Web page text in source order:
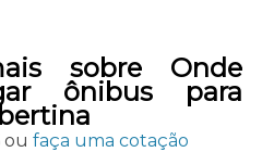
sobre Onde
ônibus para
ou faça uma cotação